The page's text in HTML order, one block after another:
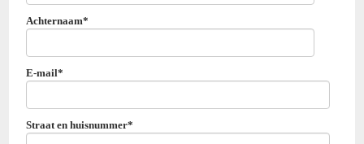
Achternaam*
E-mail*
Straat en huisnummer*